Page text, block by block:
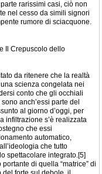
rarissimi casi, ciò non
nel cesso da simili signori
rumore di sciacquone.
Il Crepuscolo dello
da ritenere che la realtà
scienza congelata nei
conto che gli occhiali
anch’essi parte del
al giorno d’oggi, per
infiltrazione s’è realizzata
che essi
automatico,
che tutto
spettacolare integrato.[5]
di quella “matrice” di